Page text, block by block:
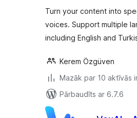
Turn your content into
voices. Support multiple
including English and
Kerem Özgüven
Mazāk par 10 aktīvās
Pārbaudīts ar 6.7.6